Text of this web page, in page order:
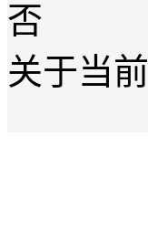
否
关于当